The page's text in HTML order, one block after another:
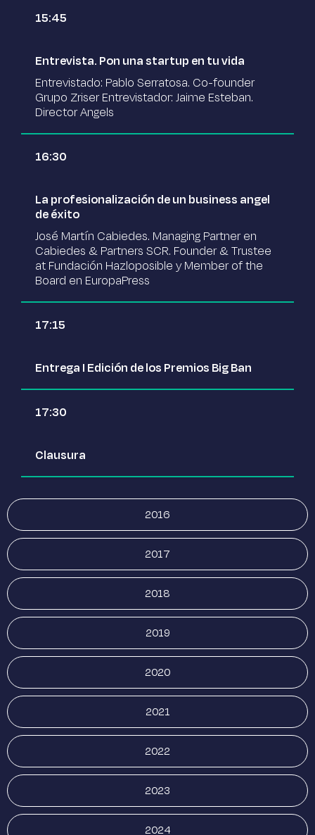
2016
2017
2018
2019
2020
2021
2022
2023
2024
15:45
Entrevista. Pon una startup en tu vida
Entrevistado: Pablo Serratosa. Co-founder
Grupo Zriser Entrevistador: Jaime Esteban.
Director Angels
16:30
La profesionalización de un business angel
de éxito
José Martín Cabiedes. Managing Partner en
Cabiedes & Partners SCR. Founder & Trustee
at Fundación Hazloposible y Member of the
Board en EuropaPress
17:15
Entrega I Edición de los Premios Big Ban
17:30
Clausura